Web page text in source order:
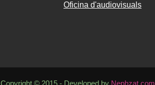
Oficina d'audiovisuals
Copyright © 2015 - Developed by Nephzat.com